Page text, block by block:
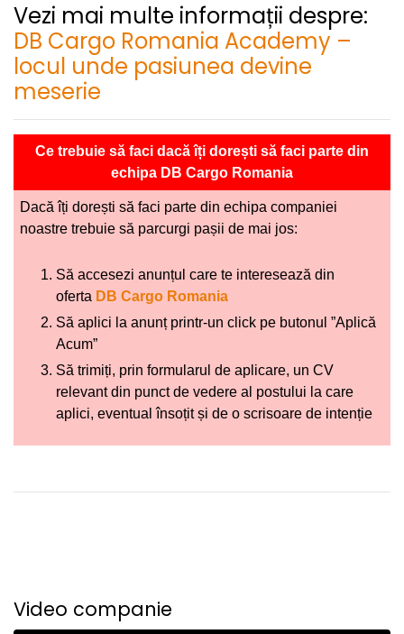
Vezi mai multe informații despre:
DB Cargo Romania Academy –
locul unde pasiunea devine
meserie
Ce trebuie să faci dacă îți dorești să faci parte din
echipa DB Cargo Romania
Dacă îți dorești să faci parte din echipa companiei
noastre trebuie să parcurgi pașii de mai jos:
Să accesezi anunțul care te interesează din
oferta DB Cargo Romania
Să aplici la anunț printr-un click pe butonul ”Aplică
Acum”
Să trimiți, prin formularul de aplicare, un CV
relevant din punct de vedere al postului la care
aplici, eventual însoțit și de o scrisoare de intenție
Video companie